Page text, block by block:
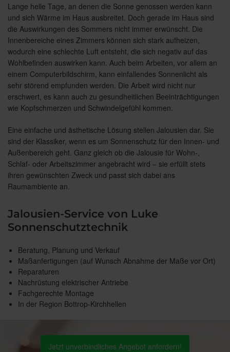
Lange helle Tage, an denen die Sonne genossen werden kann
und sich Wärme im Haus ausbreitet. Doch gerade im Haus sind
die Auswirkungen des Sommers nicht immer erwünscht. Die
Innenbereiche eines Zimmers können sich stark aufheizen,
wodurch eine schlechte Luft entsteht, die sich negativ auf das
Wohlbefinden auswirken kann. Auch beim Arbeiten, vor allem an
einem Computerbildschirm, kann einfallendes Sonnenlicht als
sehr störend empfunden werden. Die Arbeit wird nicht nur
erschwert, es kann auch zu gesundheitlichen Beeinträchtigungen
wie Kopfschmerzen und Schwindelgefühl kommen.
Eine einfache und ästhetische Lösung stellen Jalousien dar. Sie
sind der Klassiker, wenn es um Sonnenschutz für den Innen- und
Außenbereich geht. Ganz gleich ob die Jalousie für Wohn-,
Schlaf- oder Arbeitszimmer angebracht wird – sie erfüllt stets
ihren gewünschten Zweck und passt sich dabei ans
Raumambiente an.
Jalousien-Service von Luke
Sonnenschutztechnik
Beratung, Planung und Verkauf
Maßanfertigungen (auf Wunsch Abnahme der Maße vor Ort)
Reparaturen
Nachrüstung elektrischer Antriebe
Fachgerechte Montage
In der Region Bottrop-Kirchhellen
Jetzt unverbindliches Angebot anfordern!